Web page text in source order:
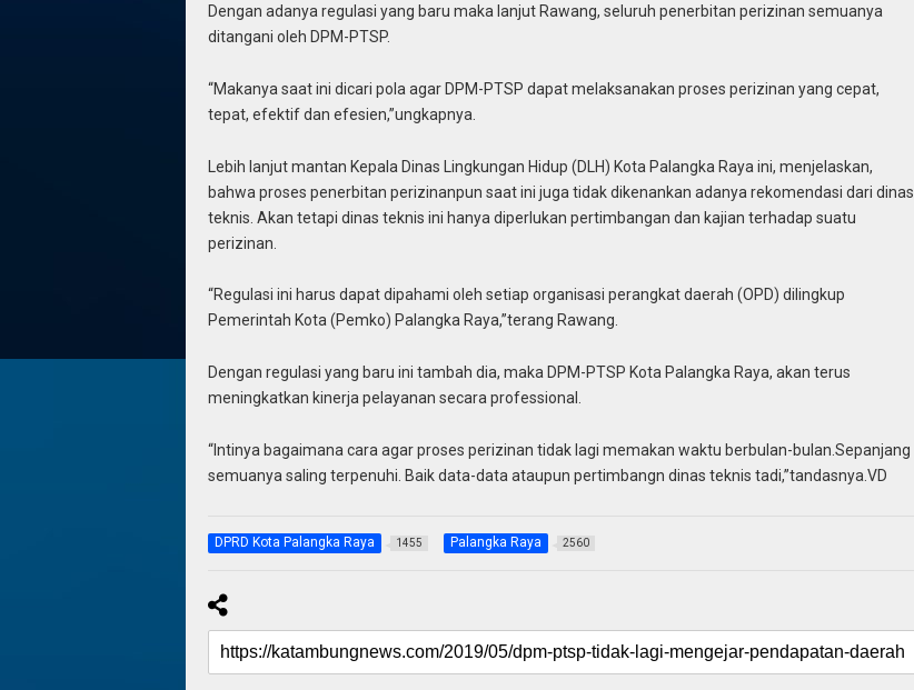
Dengan adanya regulasi yang baru maka lanjut Rawang, seluruh penerbitan perizinan semuanya
ditangani oleh DPM-PTSP.
“Makanya saat ini dicari pola agar DPM-PTSP dapat melaksanakan proses perizinan yang cepat,
tepat, efektif dan efesien,”ungkapnya.
Lebih lanjut mantan Kepala Dinas Lingkungan Hidup (DLH) Kota Palangka Raya ini, menjelaskan,
bahwa proses penerbitan perizinanpun saat ini juga tidak dikenankan adanya rekomendasi dari dinas
teknis. Akan tetapi dinas teknis ini hanya diperlukan pertimbangan dan kajian terhadap suatu
perizinan.
“Regulasi ini harus dapat dipahami oleh setiap organisasi perangkat daerah (OPD) dilingkup
Pemerintah Kota (Pemko) Palangka Raya,”terang Rawang.
Dengan regulasi yang baru ini tambah dia, maka DPM-PTSP Kota Palangka Raya, akan terus
meningkatkan kinerja pelayanan secara professional.
“Intinya bagaimana cara agar proses perizinan tidak lagi memakan waktu berbulan-bulan.Sepanjang
semuanya saling terpenuhi. Baik data-data ataupun pertimbangn dinas teknis tadi,”tandasnya.VD
DPRD Kota Palangka Raya 1455 Palangka Raya 2560